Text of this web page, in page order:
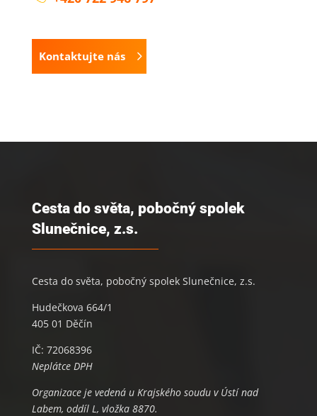
Kontaktujte nás
Cesta do světa, pobočný spolek
Slunečnice, z.s.
Cesta do světa, pobočný spolek Slunečnice, z.s.
Hudečkova 664/1
405 01 Děčín
IČ: 72068396
Neplátce DPH
Organizace je vedená u Krajského soudu v Ústí nad
Labem, oddíl L, vložka 8870.